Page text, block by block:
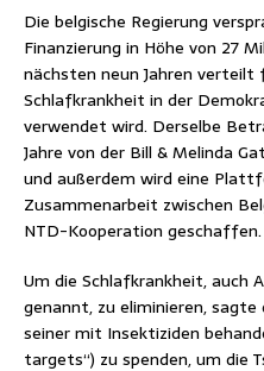
Die belgische Regierung
Finanzierung in Höhe von 27
nächsten neun Jahren
Schlafkrankheit in der
verwendet wird. Derselbe
Jahre von der Bill & Melinda
und außerdem wird eine
Zusammenarbeit zwischen
NTD-Kooperation geschaffen.
Um die Schlafkrankheit, auch
genannt, zu eliminieren,
seiner mit Insektiziden
targets“) zu spenden, um die